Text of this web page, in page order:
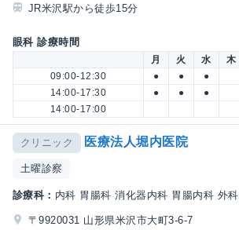
JR米沢駅から徒歩15分
眼科 診療時間
月 火 水 木
09:00-12:30
● ● ●
14:00-17:30
● ● ●
14:00-17:00
クリニック 医療法人堀内医院
土曜診察
診療科： 内科 胃腸科 消化器内科 胃腸内科 外
〒9920031 山形県米沢市大町3-6-7